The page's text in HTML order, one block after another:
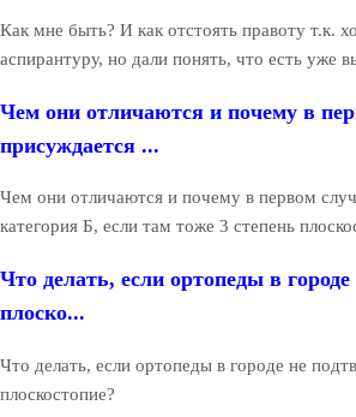
Как мне быть? И как отстоять правоту т.к.
аспирантуру, но дали понять, что есть уже
Чем они отличаются и почему в
присуждается ...
Чем они отличаются и почему в первом
категория Б, если там тоже 3 степень
Что делать, если ортопеды в
плоско...
Что делать, если ортопеды в городе не
плоскостопие?